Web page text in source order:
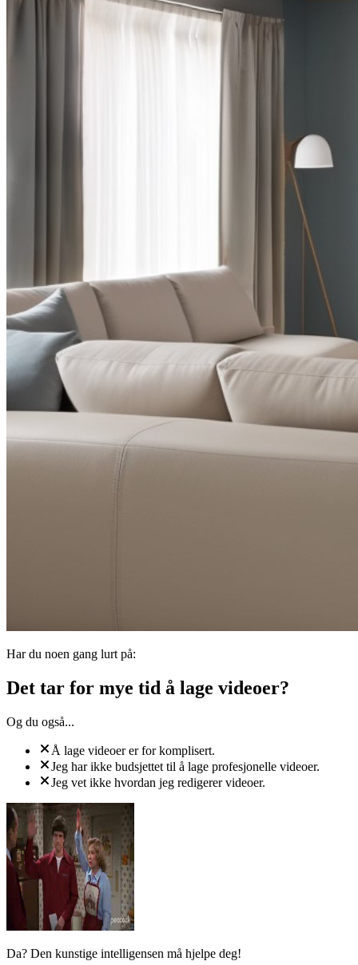
Har du noen gang lurt på:
Det tar for mye tid å lage videoer?
Og du også...
Å lage videoer er for komplisert.
Jeg har ikke budsjettet til å lage profesjonelle videoer.
Jeg vet ikke hvordan jeg redigerer videoer.
Da? Den kunstige intelligensen må hjelpe deg!